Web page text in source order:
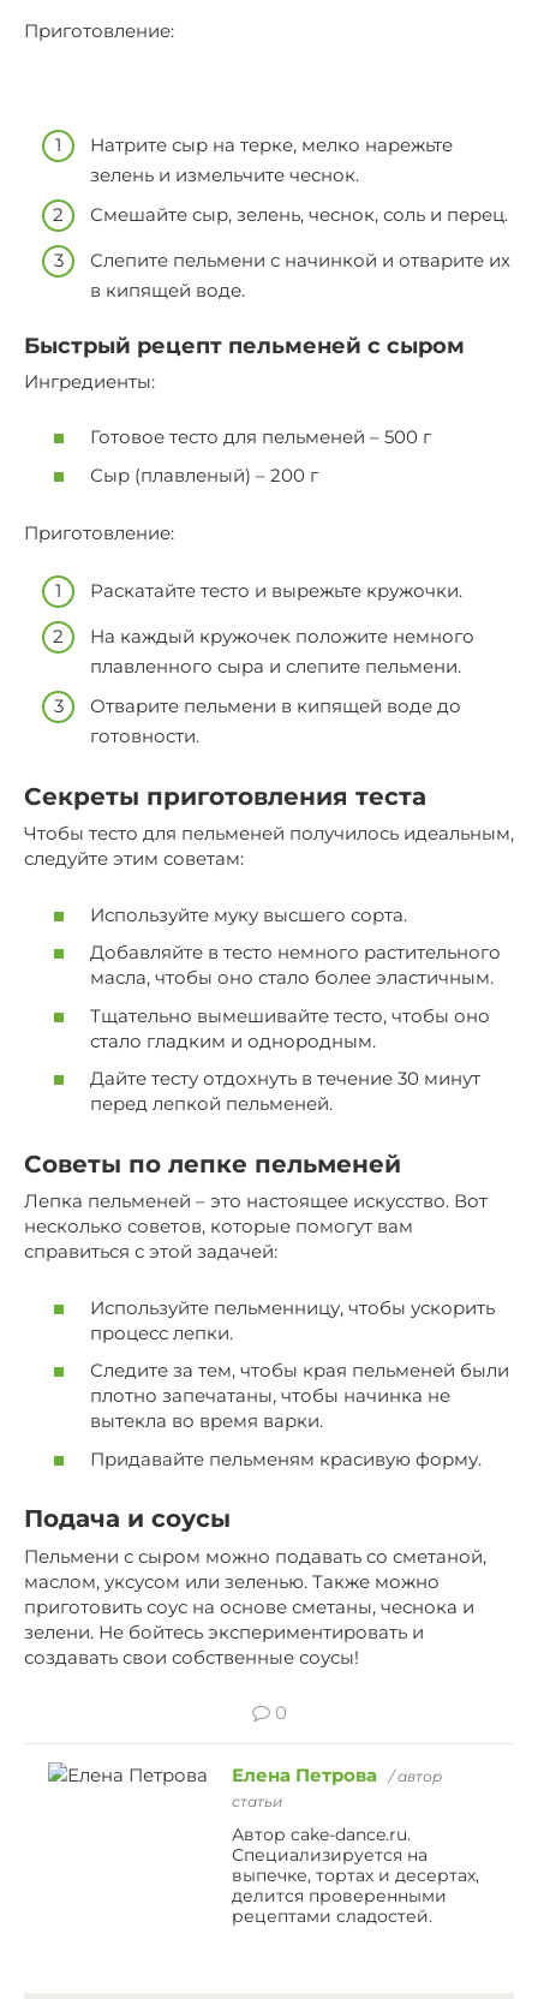
Приготовление:
Натрите сыр на терке, мелко нарежьте
зелень и измельчите чеснок.
Смешайте сыр, зелень, чеснок, соль и перец.
Слепите пельмени с начинкой и отварите их
в кипящей воде.
Быстрый рецепт пельменей с сыром
Ингредиенты:
Готовое тесто для пельменей – 500 г
Сыр (плавленый) – 200 г
Приготовление:
Раскатайте тесто и вырежьте кружочки.
На каждый кружочек положите немного
плавленного сыра и слепите пельмени.
Отварите пельмени в кипящей воде до
готовности.
Секреты приготовления теста
Чтобы тесто для пельменей получилось идеальным,
следуйте этим советам:
Используйте муку высшего сорта.
Добавляйте в тесто немного растительного
масла, чтобы оно стало более эластичным.
Тщательно вымешивайте тесто, чтобы оно
стало гладким и однородным.
Дайте тесту отдохнуть в течение 30 минут
перед лепкой пельменей.
Советы по лепке пельменей
Лепка пельменей – это настоящее искусство. Вот
несколько советов, которые помогут вам
справиться с этой задачей:
Используйте пельменницу, чтобы ускорить
процесс лепки.
Следите за тем, чтобы края пельменей были
плотно запечатаны, чтобы начинка не
вытекла во время варки.
Придавайте пельменям красивую форму.
Подача и соусы
Пельмени с сыром можно подавать со сметаной,
маслом, уксусом или зеленью. Также можно
приготовить соус на основе сметаны, чеснока и
зелени. Не бойтесь экспериментировать и
создавать свои собственные соусы!
0
Елена Петрова
/ автор
статьи
Автор cake-dance.ru.
Специализируется на
выпечке, тортах и десертах,
делится проверенными
рецептами сладостей.